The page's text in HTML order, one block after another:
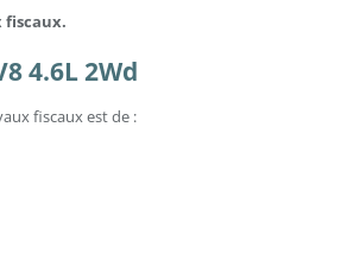
fiscaux.
4.6L 2Wd
fiscaux est de :